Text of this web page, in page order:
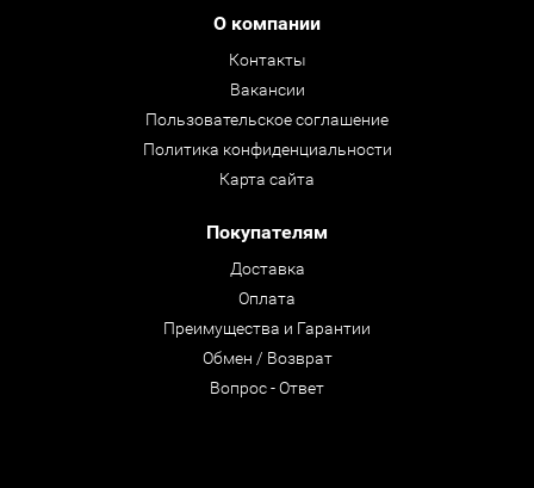
О компании
Контакты
Вакансии
Пользовательское соглашение
Политика конфиденциальности
Карта сайта
Покупателям
Доставка
Оплата
Преимущества и Гарантии
Обмен / Возврат
Вопрос - Ответ